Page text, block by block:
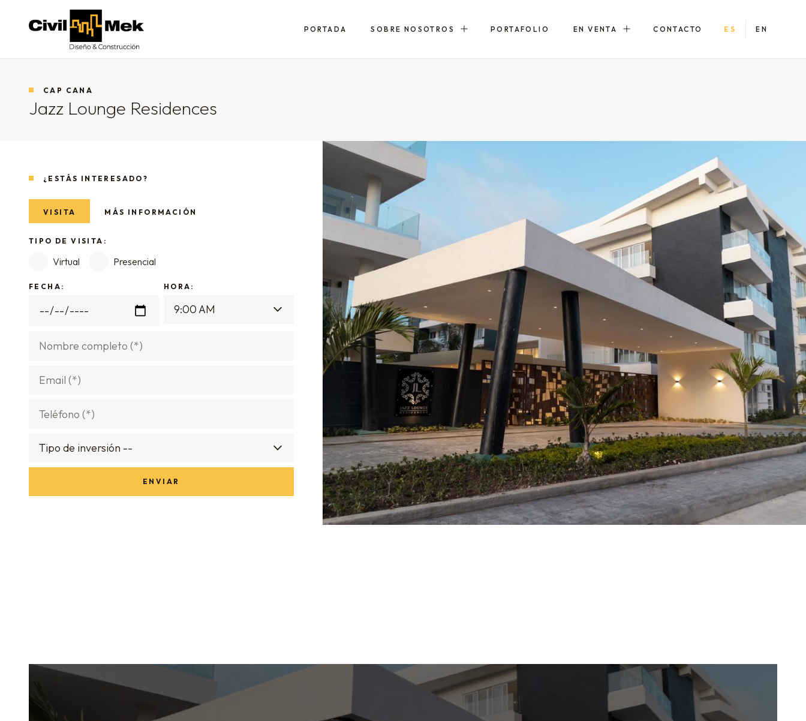
Civil-Mek
PORTADA SOBRE NOSOTROS PORTAFOLIO EN VENTA CONTACTO ES EN
CAP CANA
Jazz Lounge Residences
¿ESTÁS INTERESADO?
VISITA MÁS INFORMACIÓN
TIPO DE VISITA:
Virtual Presencial
FECHA: HORA: